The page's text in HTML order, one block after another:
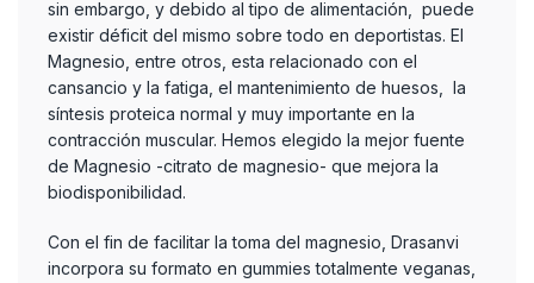
sin embargo, y debido al tipo de alimentación, puede
existir déficit del mismo sobre todo en deportistas. El
Magnesio, entre otros, esta relacionado con el
cansancio y la fatiga, el mantenimiento de huesos, la
síntesis proteica normal y muy importante en la
contracción muscular. Hemos elegido la mejor fuente
de Magnesio -citrato de magnesio- que mejora la
biodisponibilidad.
Con el fin de facilitar la toma del magnesio, Drasanvi
incorpora su formato en gummies totalmente veganas,